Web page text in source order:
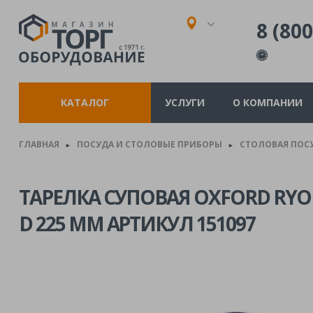
8
КАТАЛОГ УСЛУГИ О КОМПАНИИ
ГЛАВНАЯ ► ПОСУДА И СТОЛОВЫЕ ПРИБОРЫ ► СТОЛОВАЯ
ТАРЕЛКА СУПОВАЯ OXFORD RYO
D 225 ММ АРТИКУЛ 151097